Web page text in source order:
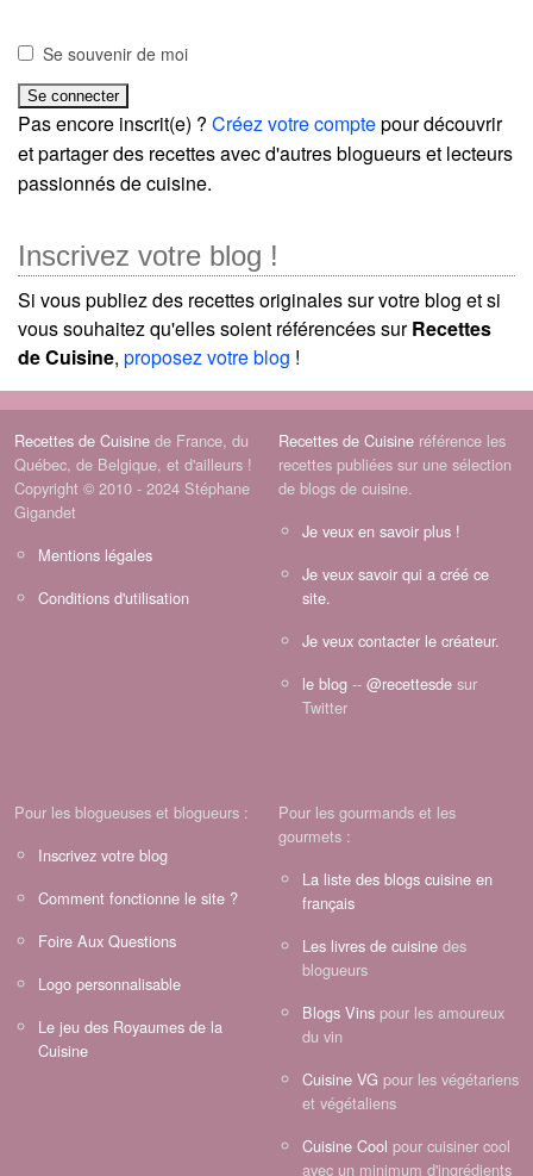
Se souvenir de moi
Pas encore inscrit(e) ? Créez votre comptepour découvrir
et partager des recettes avec d'autres blogueurs et lecteurs
passionnés de cuisine.
Inscrivez votre blog !
Si vous publiez des recettes originales sur votre blog et si
vous souhaitez qu'elles soient référencées surRecettes
de Cuisine, proposez votre blog !
Recettes de Cuisine de France, du
Québec, de Belgique, et d'ailleurs !
Copyright © 2010 - 2024 Stéphane
Gigandet
Mentions légales
Conditions d'utilisation
Recettes de Cuisine référence les
recettes publiées sur une sélection
de blogs de cuisine.
Je veux en savoir plus !
Je veux savoir qui a créé ce
site.
Je veux contacter le créateur.
le blog -- @recettesde sur
Twitter
Pour les blogueuses et blogueurs :
Inscrivez votre blog
Comment fonctionne le site ?
Foire Aux Questions
Logo personnalisable
Le jeu des Royaumes de la
Cuisine
Pour les gourmands et les
gourmets :
La liste des blogs cuisine en
français
Les livres de cuisine des
blogueurs
Blogs Vins pour les amoureux
du vin
Cuisine VG pour les végétariens
et végétaliens
Cuisine Cool pour cuisiner cool
avec un minimum d'ingrédients